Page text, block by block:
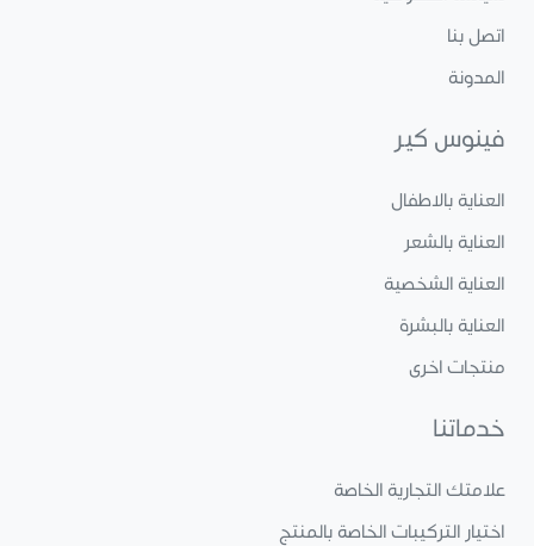
اتصل بنا
المدونة
فينوس كير
العناية بالاطفال
العناية بالشعر
العناية الشخصية
العناية بالبشرة
منتجات اخرى
خدماتنا
علامتك التجارية الخاصة
اختيار التركيبات الخاصة بالمنتج